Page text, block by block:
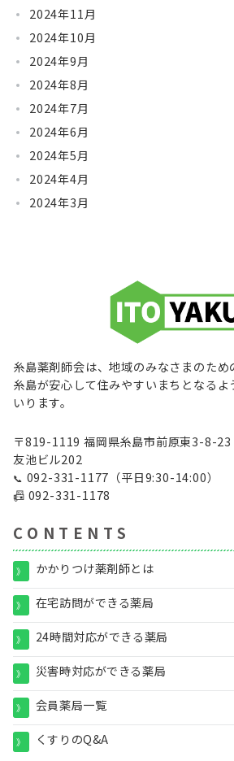
2024年11月
2024年10月
2024年9月
2024年8月
2024年7月
2024年6月
2024年5月
2024年4月
2024年3月
糸島薬剤師会は、地域のみなさまのため
糸島が安心して住みやすいまちとなるよ
いります。
〒819-1119 福岡県糸島市前原東3-8-23
友池ビル202
📞 092-331-1177 （平日9:30-14:00）
📠 092-331-1178
C O N T E N T S
》 かかりつけ薬剤師とは
》 在宅訪問ができる薬局
》 24時間対応ができる薬局
》 災害時対応ができる薬局
》 会員薬局一覧
》 くすりのQ&A